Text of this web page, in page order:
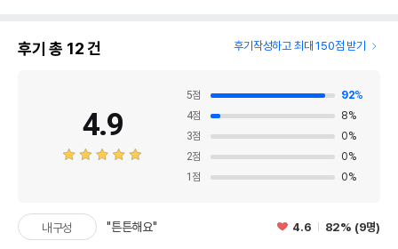
후기 총 12건 후기작성하고 최대 150점 받기
4.9
5점 92%
4점 8%
3점 0%
2점 0%
1 점 0%
내구성 "튼튼해요" 4.6 82% (9명)